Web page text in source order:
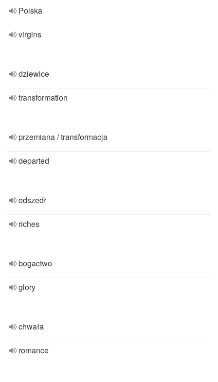
Polska
virgins
dziewice
transformation
przemiana / transformacja
departed
odszedł
riches
bogactwo
glory
chwała
romance